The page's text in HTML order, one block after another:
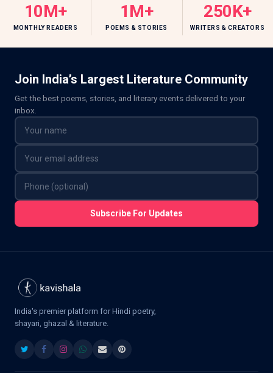
10M+
MONTHLY READERS
1M+
POEMS & STORIES
250K+
WRITERS & CREATORS
Join India’s Largest Literature Community
Get the best poems, stories, and literary events delivered to your
inbox.
Subscribe For Updates
India's premier platform for Hindi poetry,
shayari, ghazal & literature.